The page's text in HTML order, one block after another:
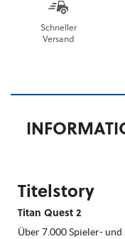
Schneller
Versand
Titelstory
Titan Quest 2
Über 7.000 Spieler- und